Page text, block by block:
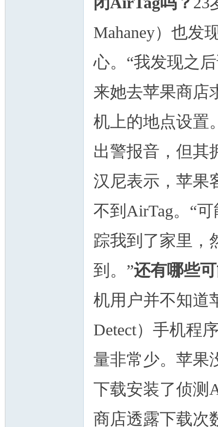
Mahaney）也发
心。“我发现之
来她去苹果商店
机上的地点设置
出警报音，但其
汉尼表示，苹果
不到AirTag。“
踪我到了家里，
到。”还有哪些
机用户并不知道
Detect）手机程
量非常少。苹果
下载安装了侦测
商店透露下载次